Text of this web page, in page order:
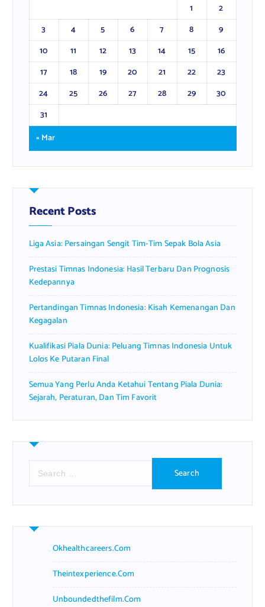
1
2
3
4 5 6 7 8
9
10
11 12 13 14 15
16
17
18 19 20 21 22
23
24
25 26 27 28 29
30
31
« Mar
Recent Posts
Liga Asia: Persaingan Sengit Tim-Tim Sepak Bola Asia
Prestasi Timnas Indonesia: Hasil Terbaru Dan Prognosis
Kedepannya
Pertandingan Timnas Indonesia: Kisah Kemenangan Dan
Kegagalan
Kualifikasi Piala Dunia: Peluang Timnas Indonesia Untuk
Lolos Ke Putaran Final
Semua Yang Perlu Anda Ketahui Tentang Piala Dunia:
Sejarah, Peraturan, Dan Tim Favorit
r
h
Okhealthcareers.com
Theintexperience.com
Unboundedthefilm.com